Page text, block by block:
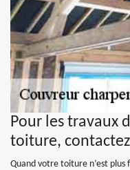
Pour les travaux
toiture,
Quand votre toiture n’est plus